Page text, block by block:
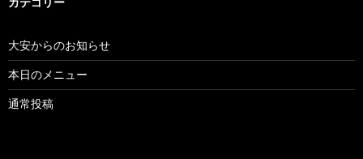
大安からのお知らせ
本日のメニュー
通常投稿